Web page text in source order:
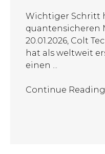
Wichtiger Schritt
quantensicheren
20.01.2026, Colt
hat als weltweit
einen ...
Continue Reading